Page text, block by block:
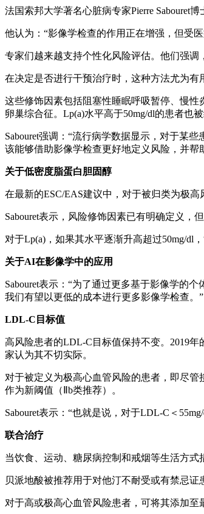
法国索邦大学著名心脏病专家Pierre Sabouret
他认为：“影像学检查的作用正在增强，但受
专家们越来越支持个性化风险评估。他们强调
在决定是否进行干预治疗时，这种方法尤为有
这些修饰因素包括阻塞性睡眠呼吸暂停、慢性
卵巢综合征。Lp(a)水平高于50mg/dl的患者也被
Sabouret强调：“流行病学数据显示，对于某
该能够借助影像学检查更好地定义风险，并帮
关于低密度脂蛋白胆固醇
在最新的ESC/EAS建议中，对于被归类为极高
Sabouret表示，风险修饰因素已有明确定义，
对于Lp(a)，如果其水平逐渐升高超过50mg/dl
关于AI在影像学中的应用
Sabouret表示：“为了通过更多基于影像学的
我们有望以更低的成本进行更多影像学检查。”
LDL-C目标值
高风险患者的LDL-C目标值保持不变。2019
家认为其不切实际。
对于被定义为极高心血管风险的患者，即尽
作为新阈值（Ⅱb类推荐）。
Sabouret表示：“也就是说，对于LDL-C＜
联合治疗
当饮食、运动、糖尿病控制和戒烟等生活方式
贝派地酸被推荐用于对他汀不耐受或有禁忌证
对于高或极高心血管风险患者，可将其添加至